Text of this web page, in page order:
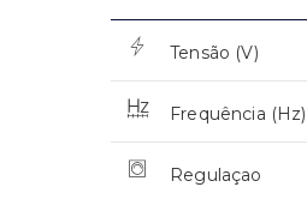
Tensão (V)
Frequência (Hz)
Regulaçao